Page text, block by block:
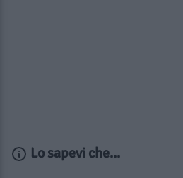
Lo sapevi che...